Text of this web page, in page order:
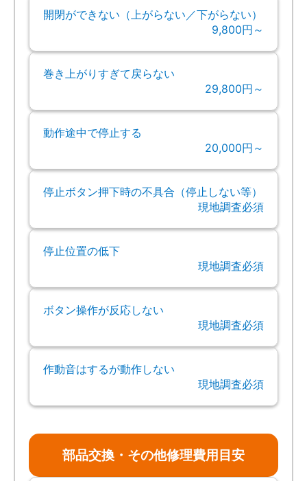
開閉ができない（上がらない／下がらない）
9,800円～
巻き上がりすぎて戻らない
29,800円～
動作途中で停止する
20,000円～
停止ボタン押下時の不具合（停止しない等）
現地調査必須
停止位置の低下
現地調査必須
ボタン操作が反応しない
現地調査必須
作動音はするが動作しない
現地調査必須
部品交換・その他修理費用目安